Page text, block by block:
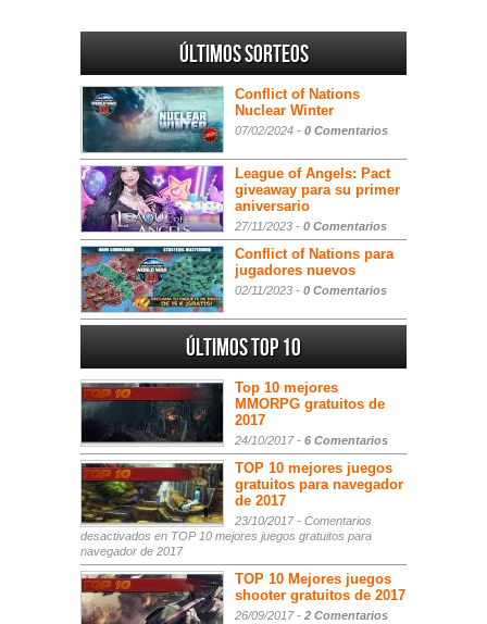
Últimos sorteos
Conflict of Nations
Nuclear Winter
07/02/2024 - 0 Comentarios
League of Angels: Pact
giveaway para su primer
aniversario
27/11/2023 - 0 Comentarios
Conflict of Nations para
jugadores nuevos
02/11/2023 - 0 Comentarios
Últimos Top 10
Top 10 mejores
MMORPG gratuitos de
2017
24/10/2017 - 6 Comentarios
TOP 10 mejores juegos
gratuitos para navegador
de 2017
23/10/2017 - Comentarios
desactivados en TOP 10 mejores juegos gratuitos para
navegador de 2017
TOP 10 Mejores juegos
shooter gratuitos de 2017
26/09/2017 - 2 Comentarios